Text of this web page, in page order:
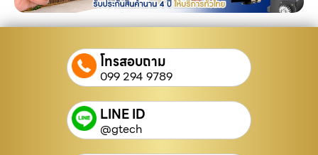
โทรสอบถาม
099 294 9789
LINE ID
@gtech